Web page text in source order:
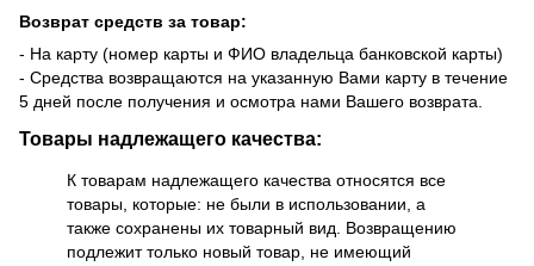
Возврат средств за товар:
- На карту (номер карты и ФИО владельца банковской карты)
- Средства возвращаются на указанную Вами карту в течение
5 дней после получения и осмотра нами Вашего возврата.
Товары надлежащего качества:
К товарам надлежащего качества относятся все
товары, которые: не были в использовании, а
также сохранены их товарный вид. Возвращению
подлежит только новый товар, не имеющий